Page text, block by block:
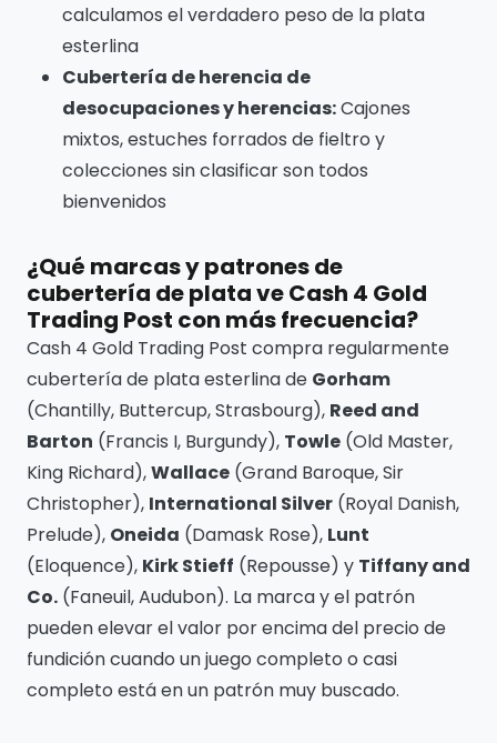
calculamos el verdadero peso de la plata
esterlina
Cubertería de herencia de
desocupaciones y herencias:Cajones
mixtos, estuches forrados de fieltro y
colecciones sin clasificar son todos
bienvenidos
¿Qué marcas y patrones de
cubertería de plata ve Cash 4 Gold
Trading Post con más frecuencia?
Cash 4 Gold Trading Post compra regularmente
cubertería de plata esterlina de Gorham
(Chantilly, Buttercup, Strasbourg), Reed and
Barton (Francis I, Burgundy), Towle (Old Master,
King Richard),Wallace (Grand Baroque, Sir
Christopher), International Silver (Royal Danish,
Prelude), Oneida (Damask Rose), Lunt
(Eloquence), Kirk Stieff (Repousse) y Tiffany and
Co. (Faneuil, Audubon). La marca y el patrón
pueden elevar el valor por encima del precio de
fundición cuando un juego completo o casi
completo está en un patrón muy buscado.